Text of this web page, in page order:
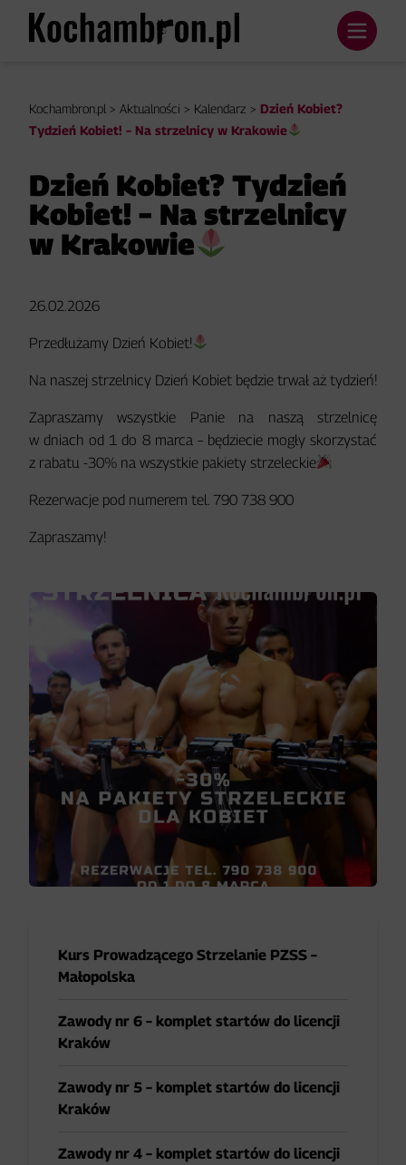
Kochambron.pl > Aktualności > Kalendarz > Dzień Kobiet?
Tydzień Kobiet! – Na strzelnicy w Krakowie
Dzień Kobiet? Tydzień
Kobiet! – Na strzelnicy
w Krakowie
26.02.2026
Przedłużamy Dzień Kobiet!
Na naszej strzelnicy Dzień Kobiet będzie trwał aż tydzień!
Zapraszamy wszystkie Panie na naszą strzelnicę
w dniach od 1 do 8 marca – będziecie mogły skorzystać
z rabatu -30% na wszystkie pakiety strzeleckie
Rezerwacje pod numerem tel. 790 738 900
Zapraszamy!
Kurs Prowadzącego Strzelanie PZSS –
Małopolska
Zawody nr 6 – komplet startów do licencji
Kraków
Zawody nr 5 – komplet startów do licencji
Kraków
Zawody nr 4 – komplet startów do licencji